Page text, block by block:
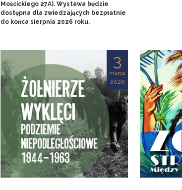
Mościckiego 27A). Wystawa będzie
dostępna dla zwiedzających bezpłatnie
do końca sierpnia 2026 roku.
3
marca
2026